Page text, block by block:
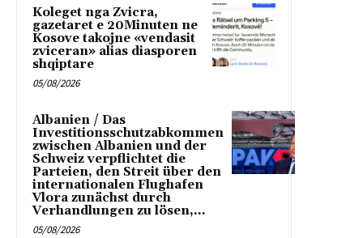
Koleget nga Zvicra,
gazetaret e 20Minuten ne
Kosove takojne «vendasit
zviceran» alias diasporen
shqiptare
05/08/2026
Albanien / Das
Investitionsschutzabkommen
zwischen Albanien und der
Schweiz verpflichtet die
Parteien, den Streit über den
internationalen Flughafen
Vlora zunächst durch
Verhandlungen zu lösen,...
05/08/2026